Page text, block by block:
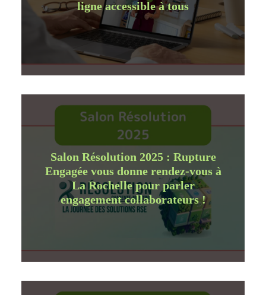
ligne accessible à tous
Salon Résolution 2025 : Rupture
Engagée vous donne rendez-vous à
La Rochelle pour parler
engagement collaborateurs !